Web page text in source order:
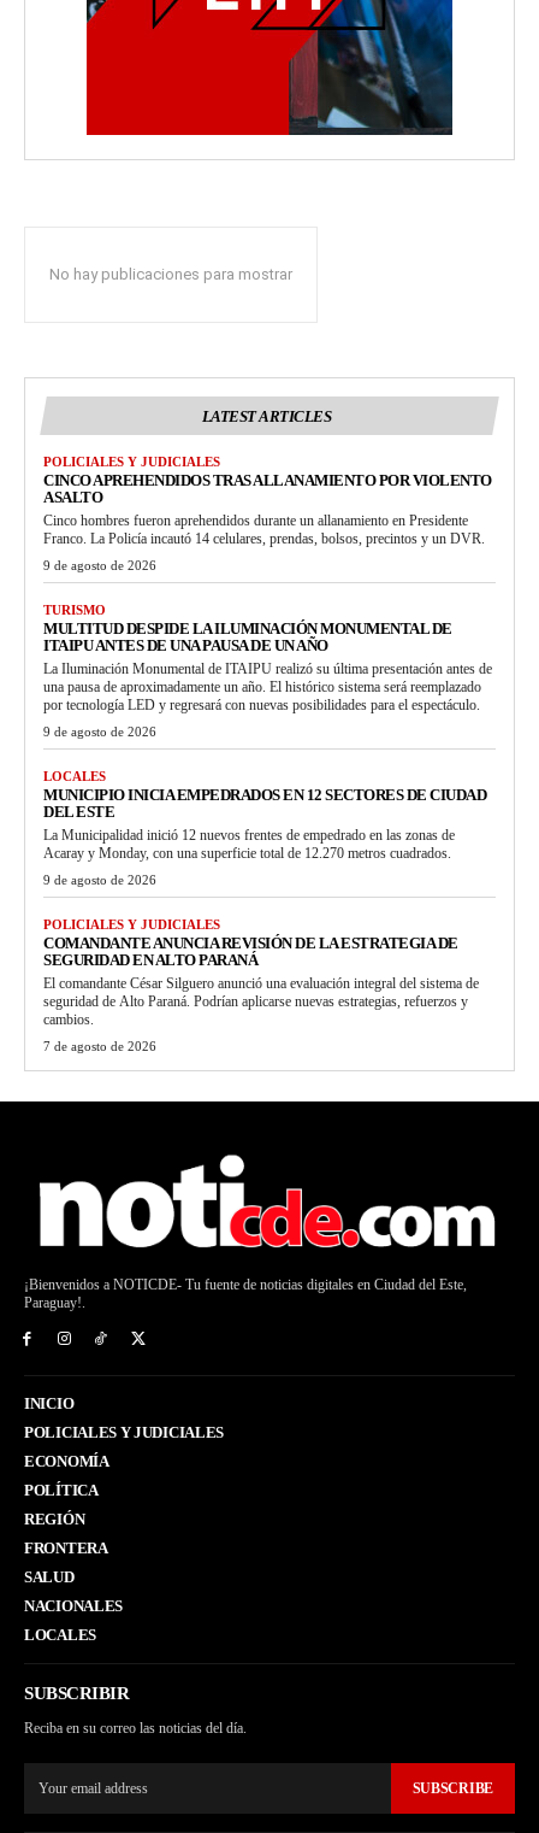
No hay publicaciones para mostrar
LATEST ARTICLES
POLICIALES Y JUDICIALES
CINCO APREHENDIDOS TRAS ALLANAMIENTO POR VIOLENTO
ASALTO
Cinco hombres fueron aprehendidos durante un allanamiento en Presidente
Franco. La Policía incautó 14 celulares, prendas, bolsos, precintos y un DVR.
9 de agosto de 2026
TURISMO
MULTITUD DESPIDE LA ILUMINACIÓN MONUMENTAL DE
ITAIPU ANTES DE UNA PAUSA DE UN AÑO
La Iluminación Monumental de ITAIPU realizó su última presentación antes de
una pausa de aproximadamente un año. El histórico sistema será reemplazado
por tecnología LED y regresará con nuevas posibilidades para el espectáculo.
9 de agosto de 2026
LOCALES
MUNICIPIO INICIA EMPEDRADOS EN 12 SECTORES DE CIUDAD
DEL ESTE
La Municipalidad inició 12 nuevos frentes de empedrado en las zonas de
Acaray y Monday, con una superficie total de 12.270 metros cuadrados.
9 de agosto de 2026
POLICIALES Y JUDICIALES
COMANDANTE ANUNCIA REVISIÓN DE LA ESTRATEGIA DE
SEGURIDAD EN ALTO PARANÁ
El comandante César Silguero anunció una evaluación integral del sistema de
seguridad de Alto Paraná. Podrían aplicarse nuevas estrategias, refuerzos y
cambios.
7 de agosto de 2026
¡Bienvenidos a NOTICDE- Tu fuente de noticias digitales en Ciudad del Este,
Paraguay!.
INICIO
POLICIALES Y JUDICIALES
ECONOMÍA
POLÍTICA
REGIÓN
FRONTERA
SALUD
NACIONALES
LOCALES
SUBSCRIBIR
Reciba en su correo las noticias del día.
SUBSCRIBE